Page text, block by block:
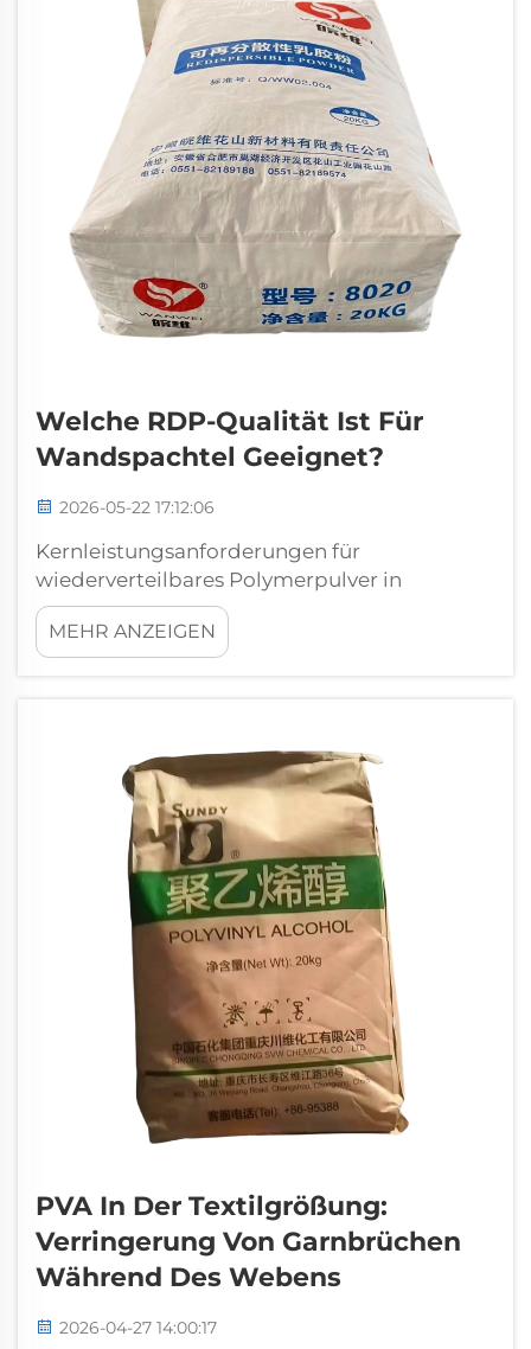
Welche RDP-Qualität Ist Für
Wandspachtel Geeignet?
2026-05-22 17:12:06
Kernleistungsanforderungen für
wiederverteilbares Polymerpulver in
Wandspachtel Rissbeständigkeit, Haftung
und Wasserbeständigkeit als unverzichtbare
funktionale Leistungsmerkmale
grundlegenden Leistungsmerkmale...
MEHR ANZEIGEN
PVA In Der Textilgrößung:
Verringerung Von Garnbrüchen
Während Des Webens
2026-04-27 14:00:17